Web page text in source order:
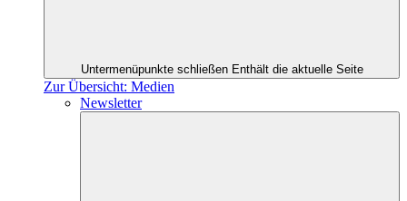
Untermenüpunkte schließen Enthält die aktuelle Seite
Zur Übersicht: Medien
Newsletter